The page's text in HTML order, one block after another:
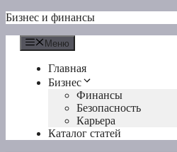
Перейти
содержимому
Бизнес и финансы
Меню
Главная
Бизнес
Финансы
Безопасность
Карьера
Каталог статей